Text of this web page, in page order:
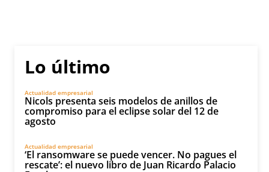
Lo último
Actualidad empresarial
Nicols presenta seis modelos de anillos de
compromiso para el eclipse solar del 12 de
agosto
Actualidad empresarial
‘El ransomware se puede vencer. No pagues el
rescate’: el nuevo libro de Juan Ricardo Palacio